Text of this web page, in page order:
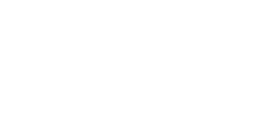
du luffa perdure parmi les érudits.
Leur culture est